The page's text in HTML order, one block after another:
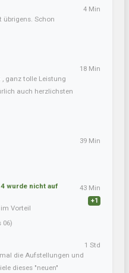
übrigens. Schon
4 Min
ganz tolle Leistung
auch herzlichsten
18 Min
39 Min
wurde nicht auf
Vorteil
06)
43 Min
+1
die Aufstellungen und
dieses "neuen"
1 Std